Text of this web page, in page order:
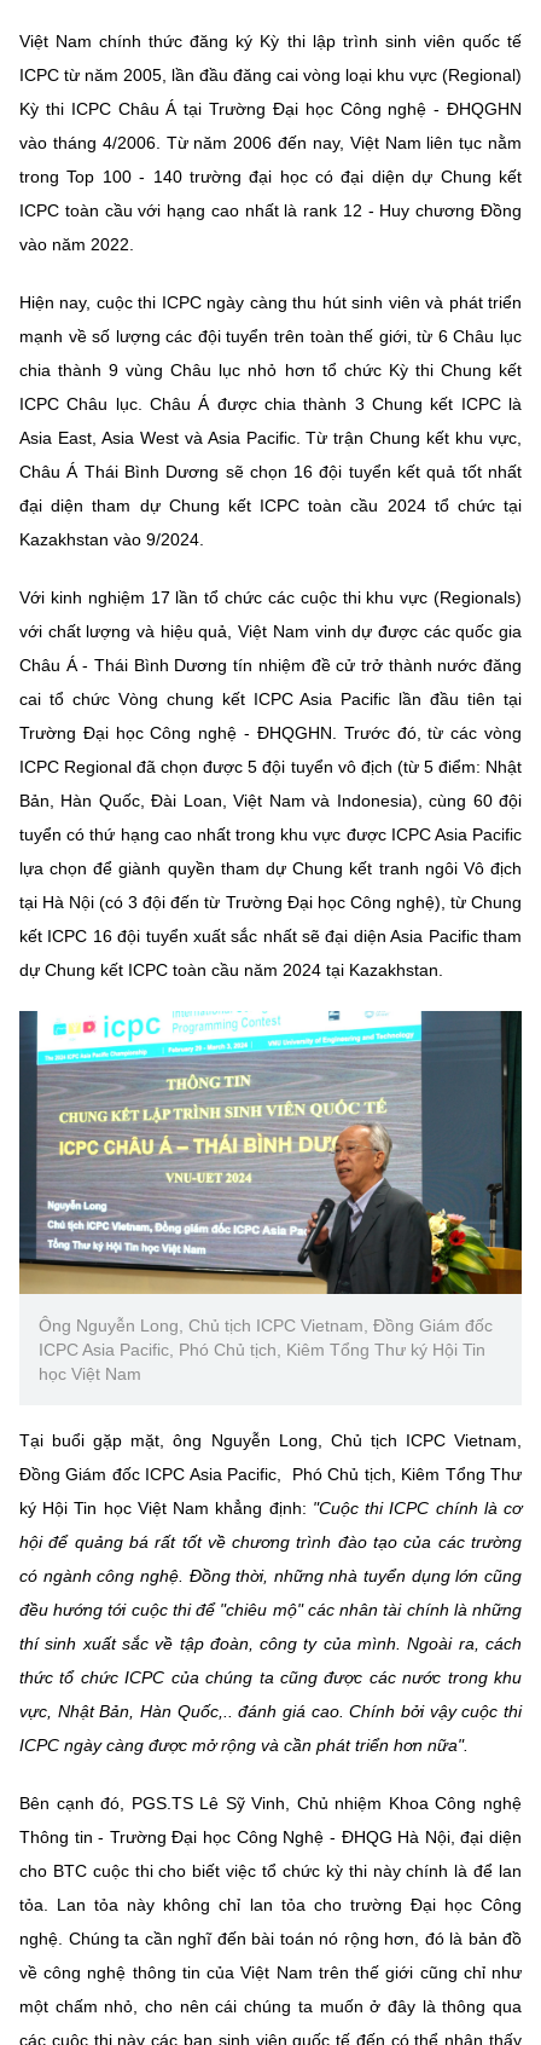
Việt Nam chính thức đăng ký Kỳ thi lập trình sinh viên quốc tế
ICPC từ năm 2005, lần đầu đăng cai vòng loại khu vực (Regional)
Kỳ thi ICPC Châu Á tại Trường Đại học Công nghệ - ĐHQGHN
vào tháng 4/2006. Từ năm 2006 đến nay, Việt Nam liên tục nằm
trong Top 100 - 140 trường đại học có đại diện dự Chung kết
ICPC toàn cầu với hạng cao nhất là rank 12 - Huy chương Đồng
vào năm 2022.
Hiện nay, cuộc thi ICPC ngày càng thu hút sinh viên và phát triển
mạnh về số lượng các đội tuyển trên toàn thế giới, từ 6 Châu lục
chia thành 9 vùng Châu lục nhỏ hơn tổ chức Kỳ thi Chung kết
ICPC Châu lục. Châu Á được chia thành 3 Chung kết ICPC là
Asia East, Asia West và Asia Pacific. Từ trận Chung kết khu vực,
Châu Á Thái Bình Dương sẽ chọn 16 đội tuyển kết quả tốt nhất
đại diện tham dự Chung kết ICPC toàn cầu 2024 tổ chức tại
Kazakhstan vào 9/2024.
Với kinh nghiệm 17 lần tổ chức các cuộc thi khu vực (Regionals)
với chất lượng và hiệu quả, Việt Nam vinh dự được các quốc gia
Châu Á - Thái Bình Dương tín nhiệm đề cử trở thành nước đăng
cai tổ chức Vòng chung kết ICPC Asia Pacific lần đầu tiên tại
Trường Đại học Công nghệ - ĐHQGHN. Trước đó, từ các vòng
ICPC Regional đã chọn được 5 đội tuyển vô địch (từ 5 điểm: Nhật
Bản, Hàn Quốc, Đài Loan, Việt Nam và Indonesia), cùng 60 đội
tuyển có thứ hạng cao nhất trong khu vực được ICPC Asia Pacific
lựa chọn để giành quyền tham dự Chung kết tranh ngôi Vô địch
tại Hà Nội (có 3 đội đến từ Trường Đại học Công nghệ), từ Chung
kết ICPC 16 đội tuyển xuất sắc nhất sẽ đại diện Asia Pacific tham
dự Chung kết ICPC toàn cầu năm 2024 tại Kazakhstan.
Ông Nguyễn Long, Chủ tịch ICPC Vietnam, Đồng Giám đốc
ICPC Asia Pacific, Phó Chủ tịch, Kiêm Tổng Thư ký Hội Tin
học Việt Nam
Tại buổi gặp mặt, ông Nguyễn Long, Chủ tịch ICPC Vietnam,
Đồng Giám đốc ICPC Asia Pacific, Phó Chủ tịch, Kiêm Tổng Thư
ký Hội Tin học Việt Nam khẳng định: "Cuộc thi ICPC chính là cơ
hội để quảng bá rất tốt về chương trình đào tạo của các trường
có ngành công nghệ. Đồng thời, những nhà tuyển dụng lớn cũng
đều hướng tới cuộc thi để "chiêu mộ" các nhân tài chính là những
thí sinh xuất sắc về tập đoàn, công ty của mình. Ngoài ra, cách
thức tổ chức ICPC của chúng ta cũng được các nước trong khu
vực, Nhật Bản, Hàn Quốc,.. đánh giá cao. Chính bởi vậy cuộc thi
ICPC ngày càng được mở rộng và cần phát triển hơn nữa".
Bên cạnh đó, PGS.TS Lê Sỹ Vinh, Chủ nhiệm Khoa Công nghệ
Thông tin - Trường Đại học Công Nghệ - ĐHQG Hà Nội, đại diện
cho BTC cuộc thi cho biết việc tổ chức kỳ thi này chính là để lan
tỏa. Lan tỏa này không chỉ lan tỏa cho trường Đại học Công
nghệ. Chúng ta cần nghĩ đến bài toán nó rộng hơn, đó là bản đồ
về công nghệ thông tin của Việt Nam trên thế giới cũng chỉ như
một chấm nhỏ, cho nên cái chúng ta muốn ở đây là thông qua
các cuộc thi này các bạn sinh viên quốc tế đến có thể nhận thấy